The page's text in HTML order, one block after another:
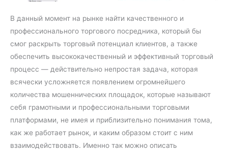
В данный момент на рынке найти качественного и
профессионального торгового посредника, который бы
смог раскрыть торговый потенциал клиентов, а также
обеспечить высококачественный и эффективный торговый
процесс — действительно непростая задача, которая
всячески усложняется появлением огромнейшего
количества мошеннических площадок, которые называют
себя грамотными и профессиональными торговыми
платформами, не имея и приблизительно понимания тома,
как же работает рынок, и каким образом стоит с ним
взаимодействовать. Именно так можно описать